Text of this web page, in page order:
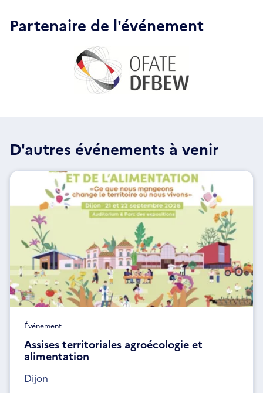
Partenaire de l'événement
D'autres événements à venir
Événement
Assises territoriales agroécologie et
alimentation
Dijon